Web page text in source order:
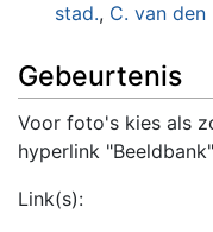
stad., C. van den
Gebeurtenis
Voor foto's kies als
hyperlink
Link(s):